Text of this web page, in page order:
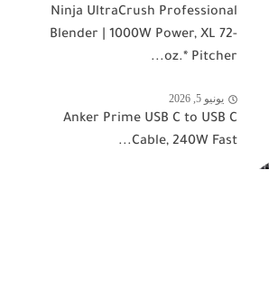
Ninja UltraCrush Professional
Blender | 1000W Power, XL 72-
oz.* Pitcher...
يونيو 5, 2026
Anker Prime USB C to USB C
Cable, 240W Fast...